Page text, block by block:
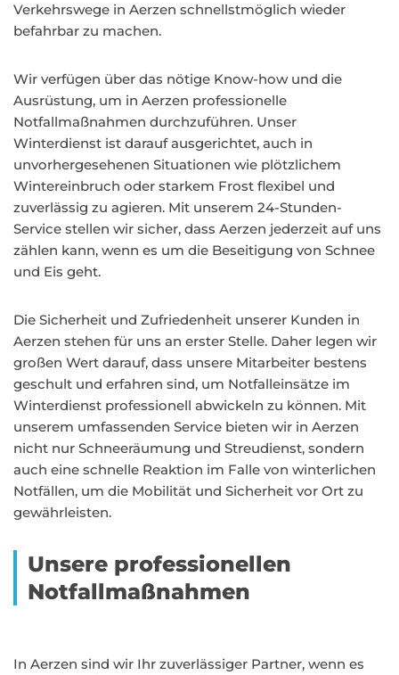
Verkehrswege in Aerzen schnellstmöglich wieder
befahrbar zu machen.
Wir verfügen über das nötige Know-how und die
Ausrüstung, um in Aerzen professionelle
Notfallmaßnahmen durchzuführen. Unser
Winterdienst ist darauf ausgerichtet, auch in
unvorhergesehenen Situationen wie plötzlichem
Wintereinbruch oder starkem Frost flexibel und
zuverlässig zu agieren. Mit unserem 24-Stunden-
Service stellen wir sicher, dass Aerzen jederzeit auf uns
zählen kann, wenn es um die Beseitigung von Schnee
und Eis geht.
Die Sicherheit und Zufriedenheit unserer Kunden in
Aerzen stehen für uns an erster Stelle. Daher legen wir
großen Wert darauf, dass unsere Mitarbeiter bestens
geschult und erfahren sind, um Notfalleinsätze im
Winterdienst professionell abwickeln zu können. Mit
unserem umfassenden Service bieten wir in Aerzen
nicht nur Schneeräumung und Streudienst, sondern
auch eine schnelle Reaktion im Falle von winterlichen
Notfällen, um die Mobilität und Sicherheit vor Ort zu
gewährleisten.
Unsere professionellen
Notfallmaßnahmen
In Aerzen sind wir Ihr zuverlässiger Partner, wenn es